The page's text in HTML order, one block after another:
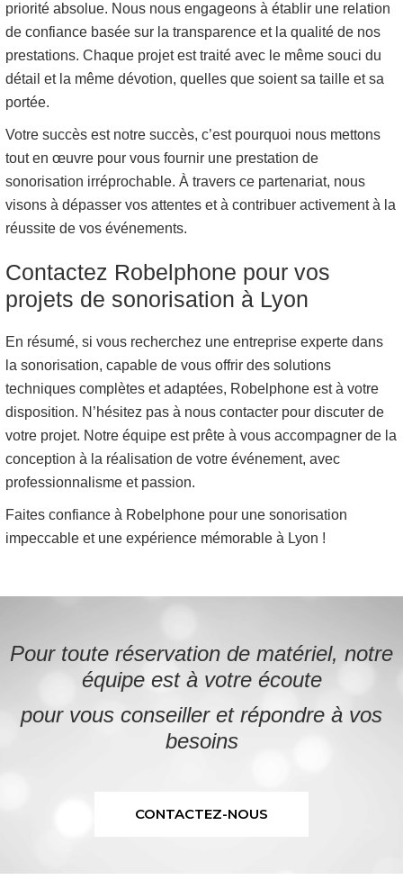
priorité absolue. Nous nous engageons à établir une relation
de confiance basée sur la transparence et la qualité de nos
prestations. Chaque projet est traité avec le même souci du
détail et la même dévotion, quelles que soient sa taille et sa
portée.
Votre succès est notre succès, c’est pourquoi nous mettons
tout en œuvre pour vous fournir une prestation de
sonorisation irréprochable. À travers ce partenariat, nous
visons à dépasser vos attentes et à contribuer activement à la
réussite de vos événements.
Contactez Robelphone pour vos
projets de sonorisation à Lyon
En résumé, si vous recherchez une entreprise experte dans
la sonorisation, capable de vous offrir des solutions
techniques complètes et adaptées, Robelphone est à votre
disposition. N’hésitez pas à nous contacter pour discuter de
votre projet. Notre équipe est prête à vous accompagner de la
conception à la réalisation de votre événement, avec
professionnalisme et passion.
Faites confiance à Robelphone pour une sonorisation
impeccable et une expérience mémorable à Lyon !
Pour toute réservation de matériel, notre
équipe est à votre écoute
pour vous conseiller et répondre à vos
besoins
CONTACTEZ-NOUS